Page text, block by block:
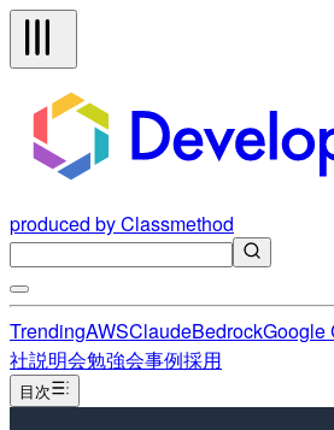
produced by Classmethod
TrendingAWSClaudeBedrockGoogle
社説明会勉強会事例採用
目次